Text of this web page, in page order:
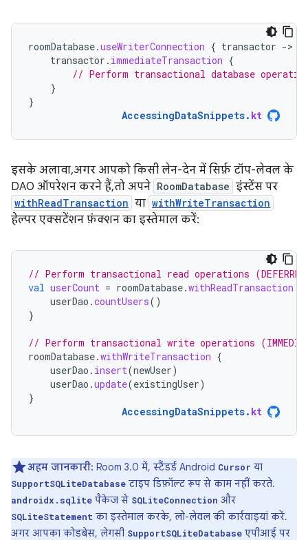
roomDatabase.useWriterConnection { transactor -
transactor . immediateTransaction {
// Perform transactional database
}
}
AccessingDataSnippets. kt
इसके अलावा, अगर आपको किसी लेन-देन में सिर्फ़ टॉप-लेवल के
DAO ऑपरेशन करने हैं, तो अपने RoomDatabase इंस्टेंस पर
withReadTransaction या withWriteTransaction
हेल्पर एक्सटेंशन फ़ंक्शन का इस्तेमाल करें:
// Perform transactional read operations
val userCount = roomDatabase.withReadTransaction
userDao .countUsers()
}
// Perform transactional write operations
roomDatabase.withWriteTransaction {
userDao . insert(newUser)
userDao .update(existingUser)
}
AccessingDataSnippets. kt
अहम जानकारी: Room 3.0 में, स्टैंडर्ड Android Cursor या
SupportSQLiteDatabase टाइप डिफ़ॉल्ट रूप से काम नहीं करते.
androidx.sqlite पैकेज से SQLiteConnection और
SQLiteStatement का इस्तेमाल करके, लो-लेवल की कार्रवाइयां करें.
अगर आपका कोडबेस, लेगसी SupportSQLiteDatabase एपीआई पर